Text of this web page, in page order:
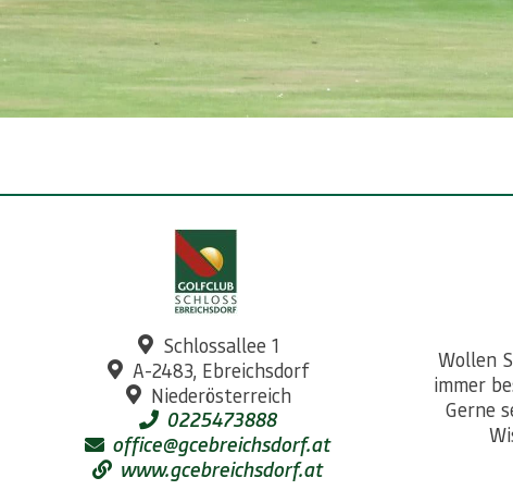
Schlossallee 1
A-2483, Ebreichsdorf
Niederösterreich
0225473888
office@gcebreichsdorf.at
www.gcebreichsdorf.at
Wollen
immer
Gerne